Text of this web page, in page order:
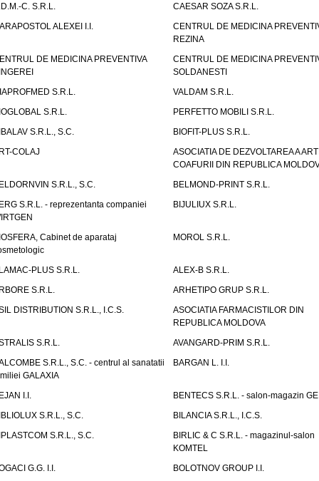
C. S.R.L.
CAESAR SOZA S.R.L.
ALEXEI I.I.
CENTRUL DE MEDICINA
REZINA
DE MEDICINA PREVENTIVA
CENTRUL DE MEDICINA
SOLDANESTI
S.R.L.
VALDAM S.R.L.
S.R.L.
PERFETTO MOBILI S.R.L.
S.R.L., S.C.
BIOFIT-PLUS S.R.L.
COLAJ
ASOCIATIA DE DEZVOLTAREA A
COAFURII DIN REPUBLICA
S.R.L., S.C.
BELMOND-PRINT S.R.L.
S.R.L. - reprezentanta companiei
BIJULIUX S.R.L.
Cabinet de aparataj
MOROL S.R.L.
PLUS S.R.L.
ALEX-B S.R.L.
S.R.L.
ARHETIPO GRUP S.R.L.
DISTRIBUTION S.R.L., I.C.S.
ASOCIATIA FARMACISTILOR DIN
REPUBLICA MOLDOVA
S.R.L.
AVANGARD-PRIM S.R.L.
S.R.L., S.C. - centrul al sanatatii
GALAXIA
BARGAN L. I.I.
I.I.
BENTECS S.R.L. - salon-magazin
S.R.L., S.C.
BILANCIA S.R.L., I.C.S.
S.R.L., S.C.
BIRLIC & C S.R.L. - magazinul-salon
KOMTEL
G.G. I.I.
BOLOTNOV GROUP I.I.